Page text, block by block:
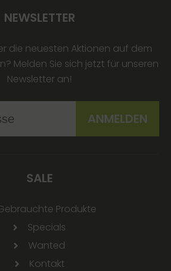
NEWSLETTER
die neuesten Aktionen auf dem
Melden Sie sich jetzt für unseren
Newsletter an!
SALE
Produkte
Specials
Wanted
Kontakt